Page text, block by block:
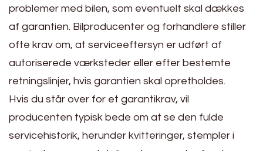
problemer med bilen, som eventuelt skal dækkes
af garantien. Bilproducenter og forhandlere stiller
ofte krav om, at serviceeftersyn er udført af
autoriserede værksteder eller efter bestemte
retningslinjer, hvis garantien skal opretholdes.
Hvis du står over for et garantikrav, vil
producenten typisk bede om at se den fulde
servicehistorik, herunder kvitteringer, stempler i